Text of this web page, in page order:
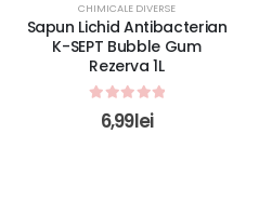
CHIMICALE DIVERSE
Sapun Lichid Antibacterian
K-SEPT Bubble Gum
Rezerva 1L
out of 5
6,99lei